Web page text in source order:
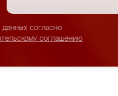
согласно
соглашению